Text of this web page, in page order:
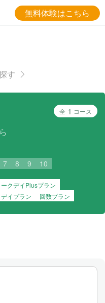
無料体験はこちら
す
全 1 コース
7 8 9
10
クデイPlusプラン
イプラン 回数プラン